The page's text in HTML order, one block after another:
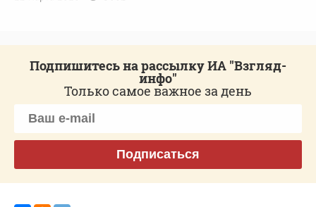
Подпишитесь на рассылку ИА "Взгляд-
инфо"
Только самое важное за день
Подписаться